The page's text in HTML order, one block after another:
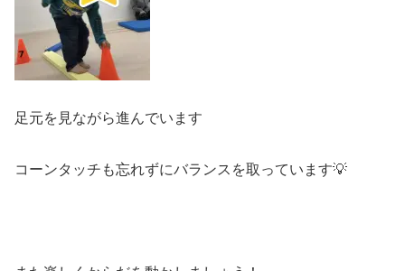
足元を見ながら進んでいます
コーンタッチも忘れずにバランスを取っています💡